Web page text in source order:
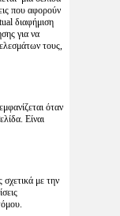
που αφορούν
διαφήμιση
για να
τους,
όταν
Είναι
σχετικά με την